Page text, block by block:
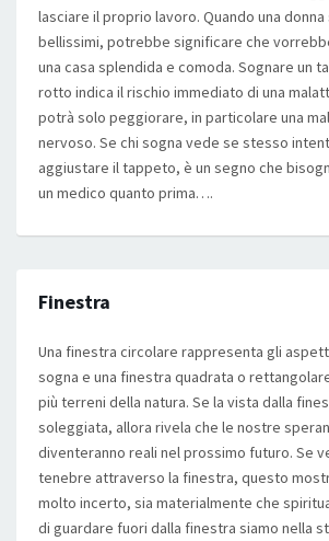
lasciare il proprio lavoro. Quando una
bellissimi, potrebbe significare che
una casa splendida e comoda. Sognare un
rotto indica il rischio immediato di una
potrà solo peggiorare, in particolare una
nervoso. Se chi sogna vede se stesso
aggiustare il tappeto, è un segno che
un medico quanto prima….
Finestra
Una finestra circolare rappresenta gli
sogna e una finestra quadrata o
più terreni della natura. Se la vista dalla
soleggiata, allora rivela che le nostre
diventeranno reali nel prossimo futuro. Se
tenebre attraverso la finestra, questo
molto incerto, sia materialmente che
di guardare fuori dalla finestra siamo nella